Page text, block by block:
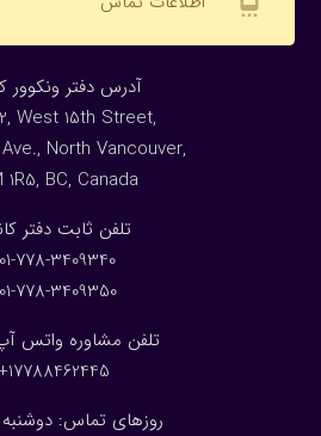
:آدرس دفتر ونکوور
West 15th Street,
North Vancouver,
1R5, BC, Canada
:تلفن ثابت دفتر
778-3409340
778-3409350
تلفن مشاوره واتس آپ
17788462445+
روزهای تماس: دوشنبه